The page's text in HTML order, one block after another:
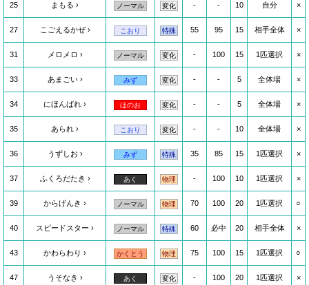
25 まもる ノーマル 変化 - - 10 自分 ×
27 こごえるかぜ こおり 特殊 55 95 15 相手全体 ×
31 メロメロ ノーマル 変化 - 100 15 1匹選択 ×
33 あまごい みず 変化 - - 5 全体場 ×
34 にほんばれ ほのお 変化 - - 5 全体場 ×
35 あられ こおり 変化 - - 10 全体場 ×
36 うずしお みず 特殊 35 85 15 1匹選択 ×
37 ふくろだたき あく 物理 - 100 10 1匹選択 ×
39 からげんき ノーマル 物理 70 100 20 1匹選択 ○
40 スピードスター ノーマル 特殊 60 必中 20 相手全体 ×
43 かわらわり かくとう 物理 75 100 15 1匹選択 ○
47 うそなき あく 変化 - 100 20 1匹選択 ×